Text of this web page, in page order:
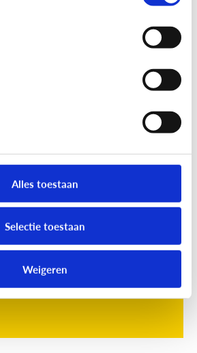
Alles toestaan
Selectie toestaan
Weigeren
Waar is schermtijd